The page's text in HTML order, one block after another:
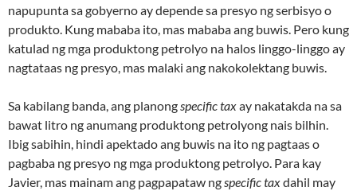
napupunta sa gobyerno ay depende sa presyo ng serbisyo o
produkto. Kung mababa ito, mas mababa ang buwis. Pero kung
katulad ng mga produktong petrolyo na halos linggo-linggo ay
nagtataas ng presyo, mas malaki ang nakokolektang buwis.
Sa kabilang banda, ang planongspecific taxay nakatakda na sa
bawat litro ng anumang produktong petrolyong nais bilhin.
Ibig sabihin, hindi apektado ang buwis na ito ng pagtaas o
pagbaba ng presyo ng mga produktong petrolyo. Para kay
Javier, mas mainam ang pagpapataw ngspecific taxdahil may